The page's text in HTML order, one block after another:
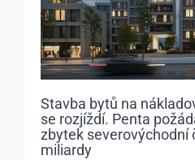
Stavba bytů na
se rozjíždí. Penta
zbytek severovýchodní
miliardy